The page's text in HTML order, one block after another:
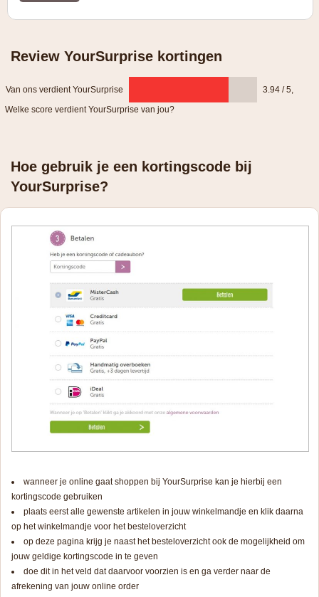
Review YourSurprise kortingen
Van ons verdient YourSurprise 3.94 / 5
Welke score verdient YourSurprise van jou?
Hoe gebruik je een kortingscode bij
YourSurprise?
wanneer je online gaat shoppen bij YourSurprise kan je hierbij een
kortingscode gebruiken
plaats eerst alle gewenste artikelen in jouw winkelmandje en klik daarna
op het winkelmandje voor het besteloverzicht
op deze pagina krijg je naast het besteloverzicht ook de mogelijkheid om
jouw geldige kortingscode in te geven
doe dit in het veld dat daarvoor voorzien is en ga verder naar de
afrekening van jouw online order